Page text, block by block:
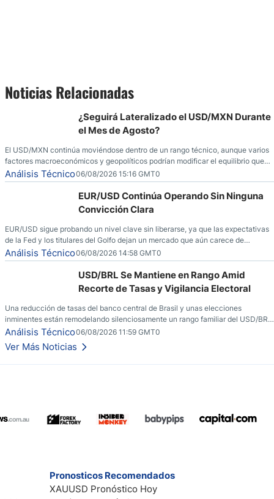
Noticias Relacionadas
¿Seguirá Lateralizado el USD/MXN Durante
el Mes de Agosto?
El USD/MXN continúa moviéndose dentro de un rango técnico, aunque varios
factores macroeconómicos y geopolíticos podrían modificar el equilibrio que
ha dominado al mercado en las últimas semanas.
Análisis Técnico06/08/2026 15:16 GMT0
EUR/USD Continúa Operando Sin Ninguna
Convicción Clara
EUR/USD sigue probando un nivel clave sin liberarse, ya que las expectativas
de la Fed y los titulares del Golfo dejan un mercado que aún carece de
convicción real.
Análisis Técnico06/08/2026 14:58 GMT0
USD/BRL Se Mantiene en Rango Amid
Recorte de Tasas y Vigilancia Electoral
Una reducción de tasas del banco central de Brasil y unas elecciones
inminentes están remodelando silenciosamente un rango familiar del USD/BRL.
Una reducción de tasas por parte del banco central de Brasil y unas elecciones
inminentes están remodelando silenciosamente un rango familiar del USD/BRL.
Esto es lo que los traders están observando a continuación.
Análisis Técnico06/08/2026 11:59 GMT0
Ver Más Noticias
Pronosticos Recomendados
XAUUSD Pronóstico Hoy